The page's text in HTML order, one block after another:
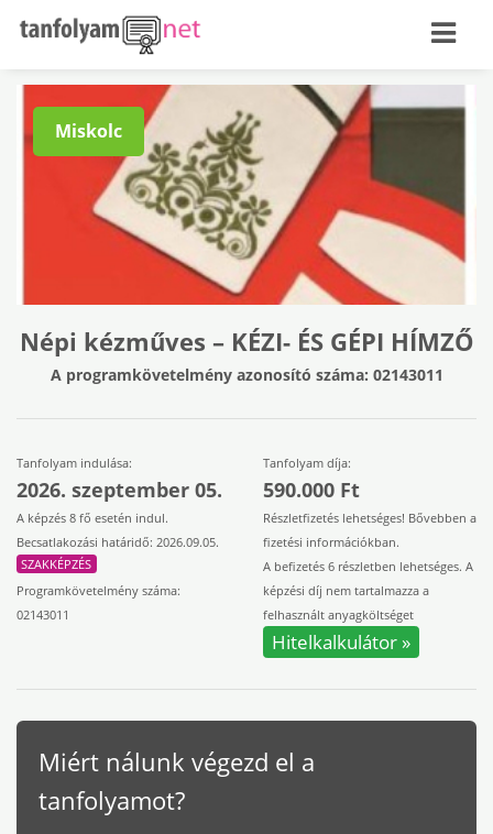
Miskolc
Népi kézműves – KÉZI- ÉS GÉPI HÍMZŐ
A programkövetelmény azonosító száma: 02143011
Tanfolyam indulása:
2026. szeptember 05.
A képzés 8 fő esetén indul.
Becsatlakozási határidő: 2026.09.05.
SZAKKÉPZÉS
Programkövetelmény száma:
02143011
Tanfolyam díja:
590.000 Ft
Részletfizetés lehetséges! Bővebben a
fizetési információkban.
A befizetés 6 részletben lehetséges. A
képzési díj nem tartalmazza a
felhasznált anyagköltséget
Hitelkalkulátor »
Miért nálunk végezd el a
tanfolyamot?